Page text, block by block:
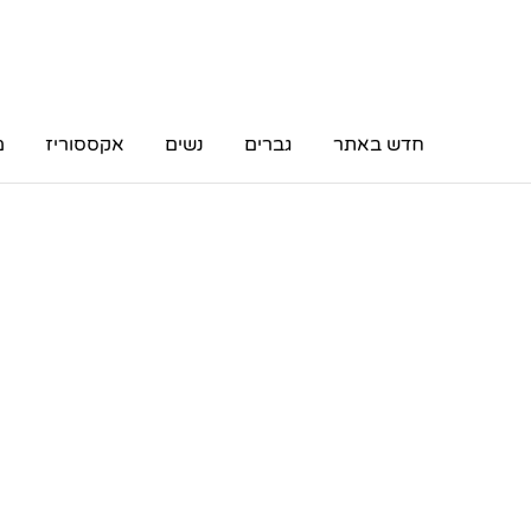
חדש באתר גברים נשים אקססוריז